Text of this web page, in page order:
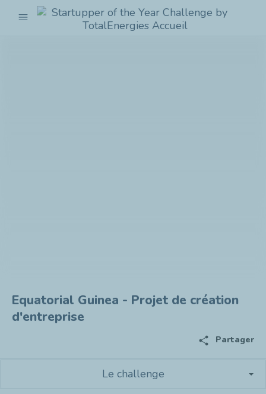
menu
Startupper
Equatorial Guinea - Projet de création
d'entreprise
share Partager
Le challenge